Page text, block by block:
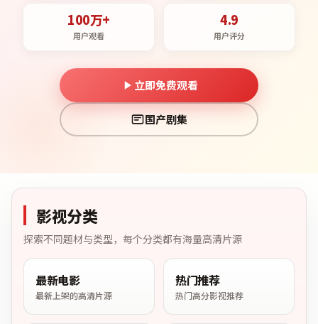
100万+
用户观看
4.9
用户评分
立即免费观看
国产剧集
影视分类
探索不同题材与类型，每个分类都有海量高清片源
最新电影
最新上架的高清片源
热门推荐
热门高分影视推荐